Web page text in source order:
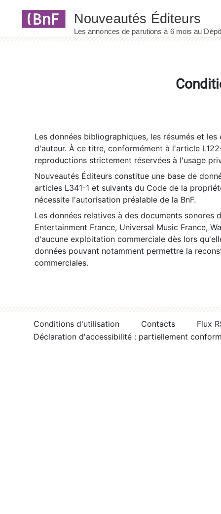
Les données bibliographiques, les résumés et
d'auteur. À ce titre, conformément à l'article
reproductions strictement réservées à l'usage
Nouveautés Éditeurs constitue une base de
articles L341-1 et suivants du Code de la
nécessite l'autorisation préalable de la BnF.
Les données relatives à des documents sonores
Entertainment France, Universal Music France,
d'aucune exploitation commerciale dès lors
données pouvant notamment permettre la
commerciales.
Conditions d'utilisation Contacts
Flux
Déclaration d'accessibilité : partiellement